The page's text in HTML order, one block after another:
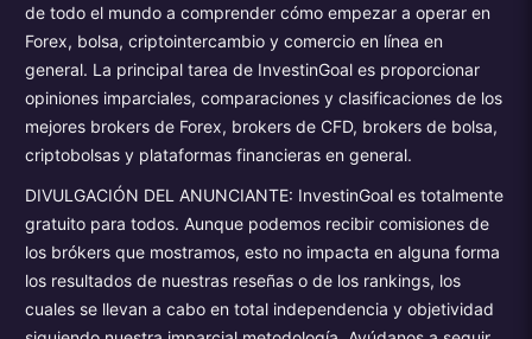
de todo el mundo a comprender cómo empezar a operar en
Forex, bolsa, criptointercambio y comercio en línea en
general. La principal tarea de InvestinGoal es proporcionar
opiniones imparciales, comparaciones y clasificaciones de los
mejores brokers de Forex, brokers de CFD, brokers de bolsa,
criptobolsas y plataformas financieras en general.
DIVULGACIÓN DEL ANUNCIANTE: InvestinGoal es totalmente
gratuito para todos. Aunque podemos recibir comisiones de
los brókers que mostramos, esto no impacta en alguna forma
los resultados de nuestras reseñas o de los rankings, los
cuales se llevan a cabo en total independencia y objetividad